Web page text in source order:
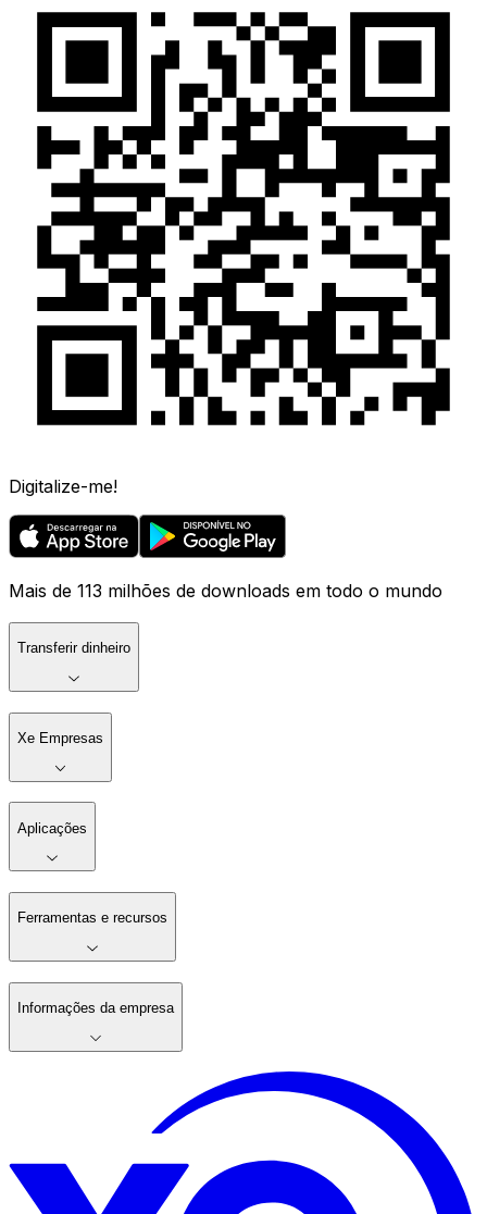
Digitalize-me!
Mais de 113 milhões de downloads em todo o mundo
Transferir dinheiro
Xe Empresas
Aplicações
Ferramentas e recursos
Informações da empresa